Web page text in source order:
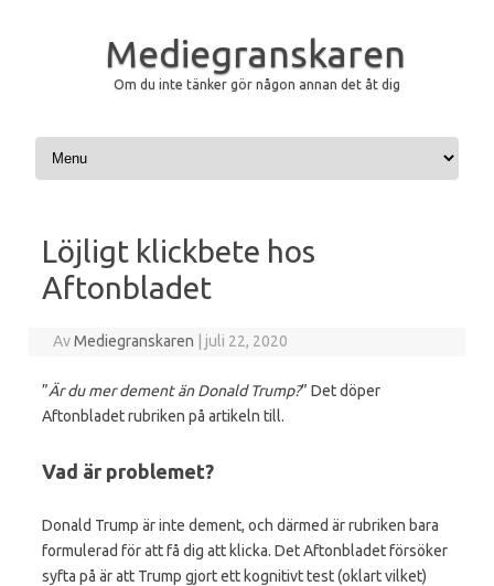
Mediegranskaren
Om du inte tänker gör någon annan det åt dig
Hoppa till innehåll
Löjligt klickbete hos
Aftonbladet
AvMediegranskaren juli 22, 2020
”Är du mer dement än Donald Trump?” Det döper
Aftonbladet rubriken på artikeln till.
Vad är problemet?
Donald Trump är inte dement, och därmed är rubriken bara
formulerad för att få dig att klicka. Det Aftonbladet försöker
syfta på är att Trump gjort ett kognitivt test (oklart vilket)